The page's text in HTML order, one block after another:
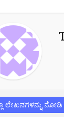
ಲೇಖನಗಳನ್ನು ನೋಡಿ